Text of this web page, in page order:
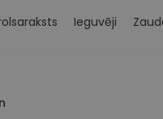
iespējas
Ieguvēji